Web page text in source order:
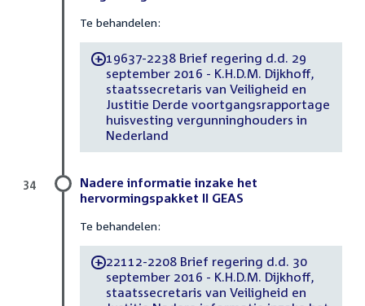
Te behandelen:
-19637-2238 Brief regering d.d. 29
september 2016 - K.H.D.M. Dijkhoff,
staatssecretaris van Veiligheid en
Justitie Derde voortgangsrapportage
huisvesting vergunninghouders in
Nederland
Nadere informatie inzake het
hervormingspakket II GEAS
Te behandelen:
-22112-2208 Brief regering d.d. 30
september 2016 - K.H.D.M. Dijkhoff,
staatssecretaris van Veiligheid en
34